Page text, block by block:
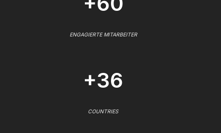
ENGAGIERTE MITARBEITER
+36
COUNTRIES